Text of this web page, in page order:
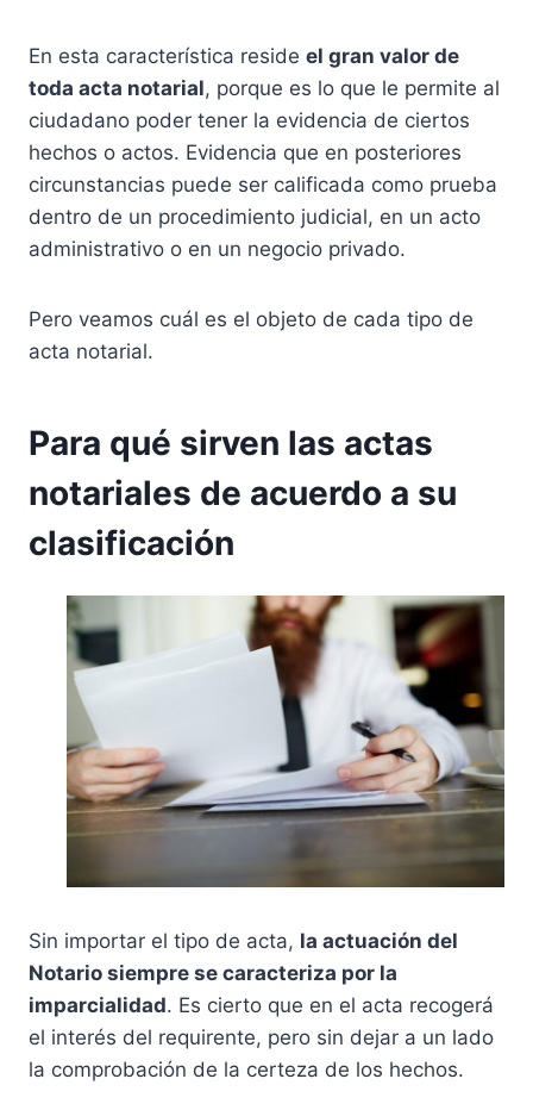
En esta característica reside el gran valor de
toda acta notarial, porque es lo que le permite al
ciudadano poder tener la evidencia de ciertos
hechos o actos. Evidencia que en posteriores
circunstancias puede ser calificada como prueba
dentro de un procedimiento judicial, en un acto
administrativo o en un negocio privado.
Pero veamos cuál es el objeto de cada tipo de
acta notarial.
Para qué sirven las actas
notariales de acuerdo a su
clasificación
Sin importar el tipo de acta, la actuación del
Notario siempre se caracteriza por la
imparcialidad. Es cierto que en el acta recogerá
el interés del requirente, pero sin dejar a un lado
la comprobación de la certeza de los hechos.